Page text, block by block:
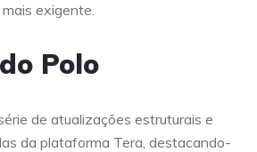
exigente.
Polo
de atualizações estruturais e
da plataforma Tera, destacando-